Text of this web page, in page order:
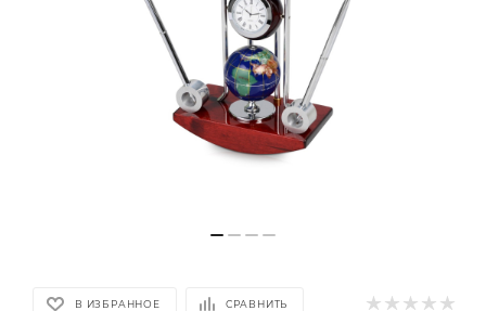
В ИЗБРАННОЕ СРАВНИТЬ